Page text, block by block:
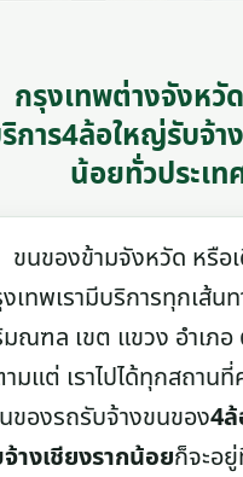
กรุงเทพต่างจังหวัด
การ4ล้อใหญ่รับจ้า
น้อยทั่วประเท
นของข้ามจังหวัด หรือเ
เทพเรามีบริการทุกเส้น
ณฑล เขต แขวง อำเภอ
มแต่ เราไปได้ทุกสถาน
ของรถรับจ้างขนของ4
างเชียงรากน้อยก็จะอ